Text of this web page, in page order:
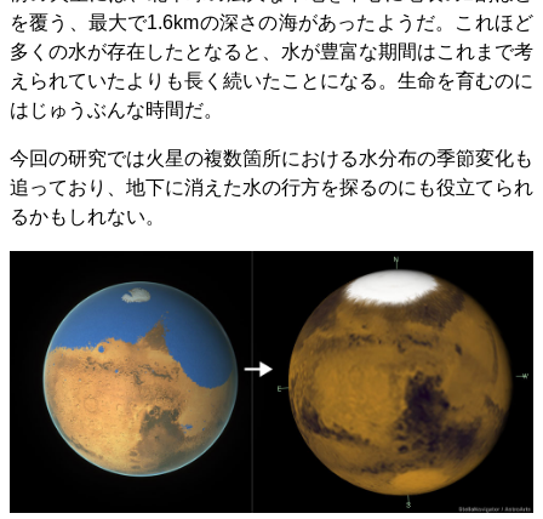
を覆う、最大で1.6kmの深さの海があったようだ。これほど
多くの水が存在したとなると、水が豊富な期間はこれまで考
えられていたよりも長く続いたことになる。生命を育むのに
はじゅうぶんな時間だ。
今回の研究では火星の複数箇所における水分布の季節変化も
追っており、地下に消えた水の行方を探るのにも役立てられ
るかもしれない。